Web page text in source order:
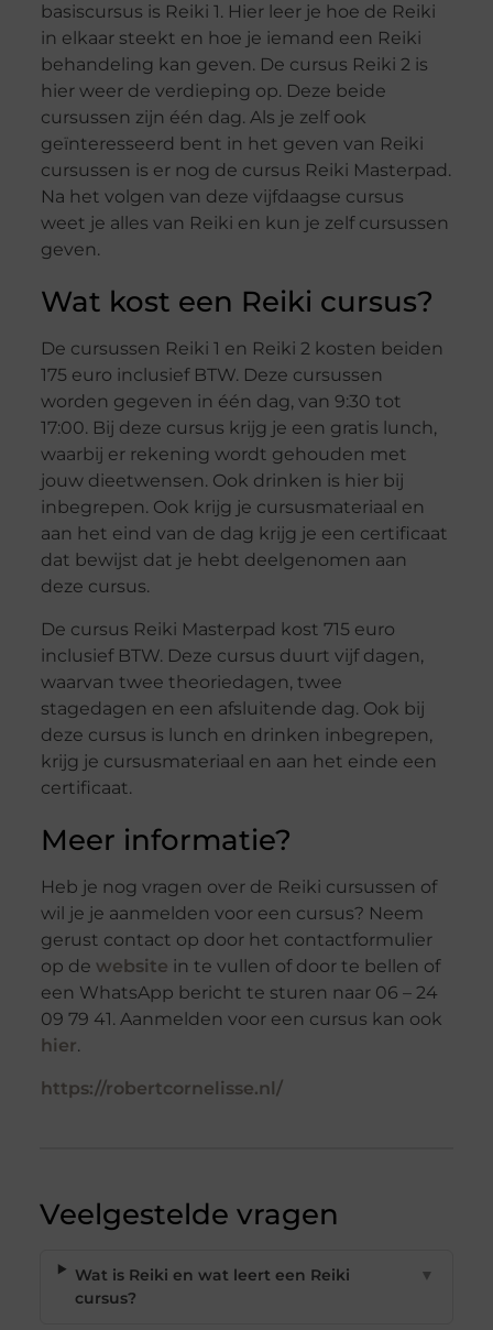
basiscursus is Reiki 1. Hier leer je hoe de Reiki
in elkaar steekt en hoe je iemand een Reiki
behandeling kan geven. De cursus Reiki 2 is
hier weer de verdieping op. Deze beide
cursussen zijn één dag. Als je zelf ook
geïnteresseerd bent in het geven van Reiki
cursussen is er nog de cursus Reiki Masterpad.
Na het volgen van deze vijfdaagse cursus
weet je alles van Reiki en kun je zelf cursussen
geven.
Wat kost een Reiki cursus?
De cursussen Reiki 1 en Reiki 2 kosten beiden
175 euro inclusief BTW. Deze cursussen
worden gegeven in één dag, van 9:30 tot
17:00. Bij deze cursus krijg je een gratis lunch,
waarbij er rekening wordt gehouden met
jouw dieetwensen. Ook drinken is hier bij
inbegrepen. Ook krijg je cursusmateriaal en
aan het eind van de dag krijg je een certificaat
dat bewijst dat je hebt deelgenomen aan
deze cursus.
De cursus Reiki Masterpad kost 715 euro
inclusief BTW. Deze cursus duurt vijf dagen,
waarvan twee theoriedagen, twee
stagedagen en een afsluitende dag. Ook bij
deze cursus is lunch en drinken inbegrepen,
krijg je cursusmateriaal en aan het einde een
certificaat.
Meer informatie?
Heb je nog vragen over de Reiki cursussen of
wil je je aanmelden voor een cursus? Neem
gerust contact op door het contactformulier
op de website in te vullen of door te bellen of
een WhatsApp bericht te sturen naar 06 – 24
09 79 41. Aanmelden voor een cursus kan ook
hier.
https://robertcornelisse.nl/
Veelgestelde vragen
Wat is Reiki en wat leert een Reiki
cursus?
▼